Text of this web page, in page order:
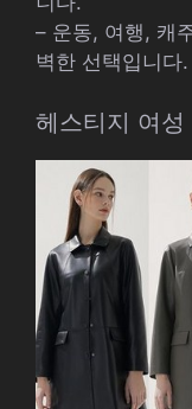
– 운동, 여행, 캐
벽한 선택입니다.
헤스티지 여성